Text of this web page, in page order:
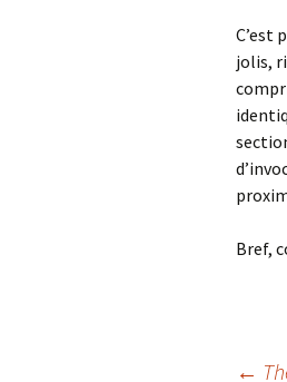
C’est
jolis,
Bref,
←